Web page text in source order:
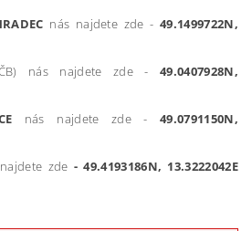
nás najdete zde -49.1499722N,
nás najdete zde -49.0407928N,
nás najdete zde -49.0791150N,
zde - 49.4193186N, 13.3222042E